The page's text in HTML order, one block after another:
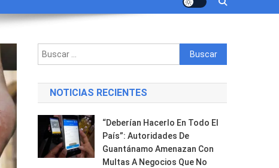
Buscar:
NOTICIAS RECIENTES
“Deberían Hacerlo En Todo El
País”: Autoridades De
Guantánamo Amenazan Con
Multas A Negocios Que No